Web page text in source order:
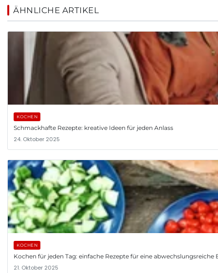
ÄHNLICHE ARTIKEL
KOCHEN
Schmackhafte Rezepte: kreative Ideen für jeden Anlass
24. Oktober 2025
KOCHEN
Kochen für jeden Tag: einfache Rezepte für eine abwechslungsreiche
21. Oktober 2025